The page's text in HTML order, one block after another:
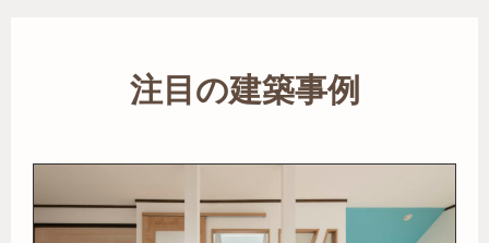
注目の建築事例